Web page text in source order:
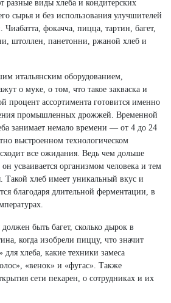
разные виды хлеба и кондитерских
сырья и без использования улучшителей
Чиабатта, фокачча, пицца, тартин, багет,
штоллен, панетонни, ржаной хлеб и
итальянским оборудованием,
о муке, о том, что такое закваска и
процент ассортимента готовится именно
промышленных дрожжей. Временной
занимает немало времени — от 4 до 24
выстроенном технологическом
все ожидания. Ведь чем дольше
усваивается организмом человека и тем
Такой хлеб имеет уникальный вкус и
благодаря длительной ферментации, в
быть багет, сколько дырок в
когда изобрели пиццу, что значит
хлеба, какие техники замеса
«венок» и «фугас». Также
сети пекарен, о сотрудниках и их